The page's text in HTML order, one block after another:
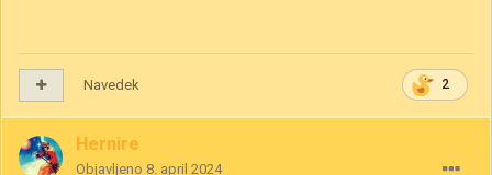
2
Navedek
Hernire
Objavljeno 8. april 2024